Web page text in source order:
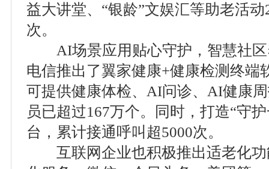
益大讲堂、“银龄”文娱汇等助老活
次。
AI场景应用贴心守护，智慧社区
电信推出了翼家健康+健康检测终端
可提供健康体检、AI问诊、AI健康
员已超过167万个。同时，打造“守
台，累计接通呼叫超5000次。
互联网企业也积极推出适老化功